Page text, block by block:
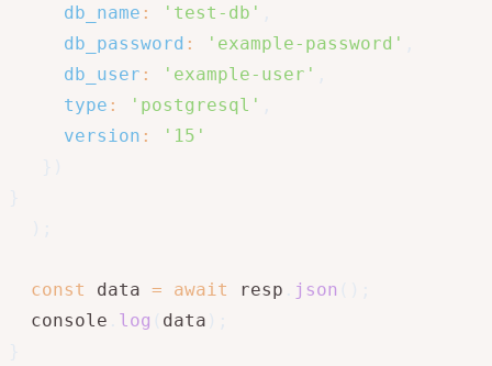
db_name : 'test-db'
db_password : 'example-password'
db_user : 'example-user'
type : 'postgresql'
version :
'15'
const data = await resp json
  console
log data